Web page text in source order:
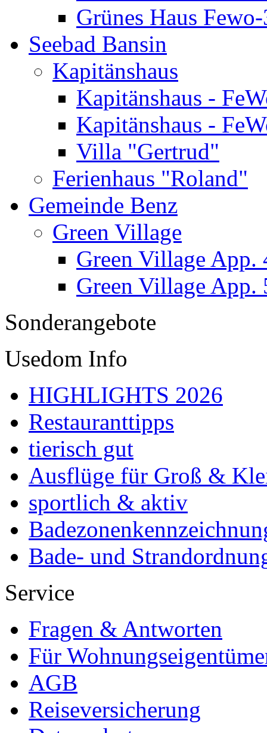
Grünes Haus
Seebad Bansin
Kapitänshaus
Kapitänshaus -
Kapitänshaus -
Villa "Gertrud"
Ferienhaus "Roland"
Gemeinde Benz
Green Village
Green Village App.
Green Village App.
Sonderangebote
Usedom Info
HIGHLIGHTS 2026
Restauranttipps
tierisch gut
Ausflüge für Groß &
sportlich & aktiv
Bade- und
Service
Fragen & Antworten
Für
AGB
Reiseversicherung